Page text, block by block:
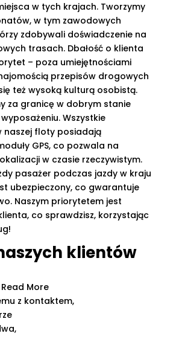
w tych krajach. Tworzymy
w tym zawodowych
zdobywali doświadczenie na
trasach. Dbałość o klienta
– poza umiejętnościami
przepisów drogowych
też wysoką kulturą osobistą.
za granicę w dobrym stanie
Wszystkie
naszej floty posiadają
GPS, co pozwala na
w czasie rzeczywistym.
pasażer podczas jazdy w kraju
ubezpieczony, co gwarantuje
Naszym priorytetem jest
co sprawdzisz, korzystając
klientów
Read More
z kontaktem,